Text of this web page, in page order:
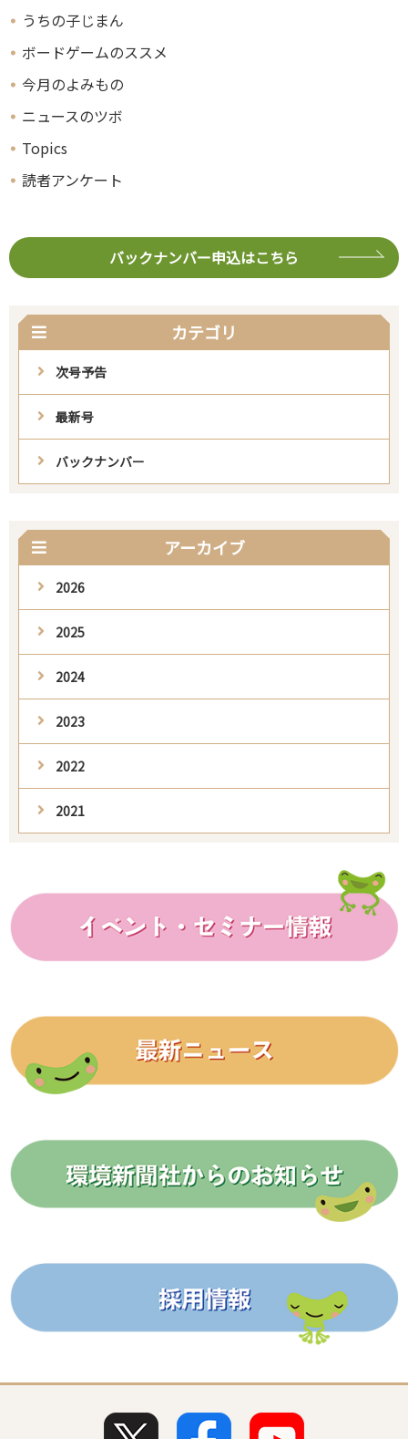
うちの子じまん
ボードゲームのススメ
今月のよみもの
ニュースのツボ
Topics
読者アンケート
バックナンバー申込はこちら
カテゴリ
次号予告
最新号
バックナンバー
アーカイブ
2026
2025
2024
2023
2022
2021